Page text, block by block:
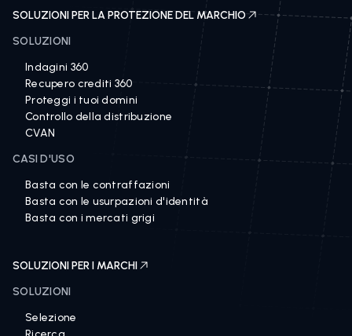
SOLUZIONI PER LA PROTEZIONE DEL MARCHIO
SOLUZIONI
Indagini 360
Recupero crediti 360
Proteggi i tuoi domini
Controllo della distribuzione
CVAN
CASI D'USO
Basta con le contraffazioni
Basta con le usurpazioni d'identità
Basta con i mercati grigi
SOLUZIONI PER I MARCHI
SOLUZIONI
Selezione